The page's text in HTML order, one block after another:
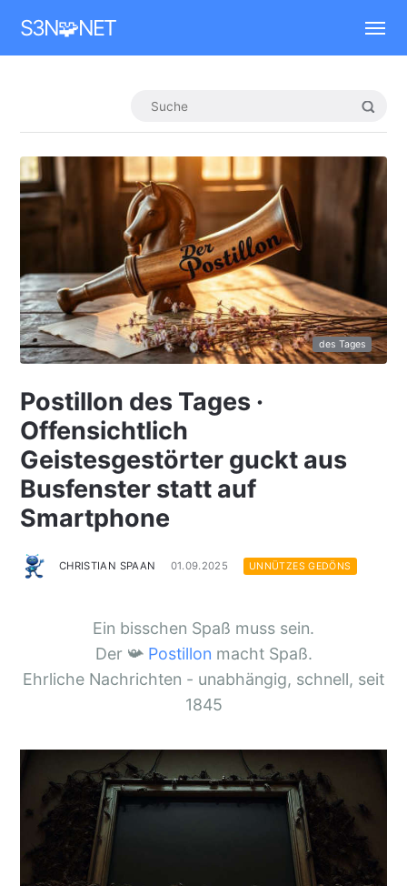
S3N🧩NET
des Tages
Postillon des Tages ·
Offensichtlich
Geistesgestörter guckt aus
Busfenster statt auf
Smartphone
CHRISTIAN SPAAN 01.09.2025 UNNÜTZES GEDÖNS
Ein bisschen Spaß muss sein.
Der 📯 Postillon macht Spaß.
Ehrliche Nachrichten - unabhängig, schnell, seit
1845